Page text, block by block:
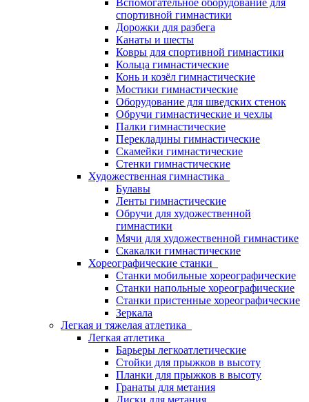
Вспомогательное оборудование для
спортивной гимнастики
Дорожки для разбега
Канаты и шесты
Ковры для спортивной гимнастики
Кольца гимнастические
Конь и козёл гимнастические
Мостики гимнастические
Оборудование для шведских стенок
Обручи гимнастические и чехлы
Палки гимнастические
Перекладины гимнастические
Скамейки гимнастические
Стенки гимнастические
Художественная гимнастика
Булавы
Ленты гимнастические
Обручи для художественной
гимнастики
Мячи для художественной гимнастике
Скакалки гимнастические
Хореографические станки
Станки мобильные хореографические
Станки напольные хореографические
Станки пристенные хореографические
Зеркала
Легкая и тяжелая атлетика
Легкая атлетика
Барьеры легкоатлетические
Стойки для прыжков в высоту
Планки для прыжков в высоту
Гранаты для метания
Диски для метания